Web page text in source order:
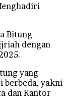
Bitung
dengan
yang
berbeda, yakni
dan Kantor